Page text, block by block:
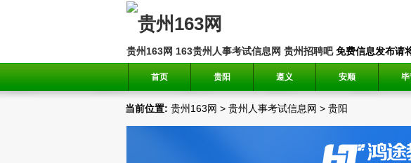
贵州163网 163贵州人事考试信息网 贵州招聘吧免费信息发布请
首页 贵阳 遵义 安顺
当前位置: 贵州163网 > 贵州人事考试信息网 > 贵阳